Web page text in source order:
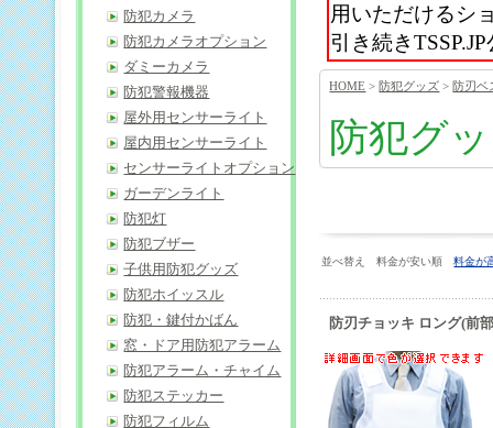
用いただけるシ
引き続き
HOME >防犯グッズ >防刃ベ
防犯グ
並べ替え 料金が安い順料金が
防刃チョッキ ロング(前
防犯カメラ
防犯カメラオプション
ダミーカメラ
防犯警報機器
屋外用センサーライト
屋内用センサーライト
センサーライトオプション
ガーデンライト
防犯灯
防犯ブザー
子供用防犯グッズ
防犯ホイッスル
防犯・鍵付かばん
窓・ドア用防犯アラーム
防犯アラーム・チャイム
防犯ステッカー
防犯フィルム